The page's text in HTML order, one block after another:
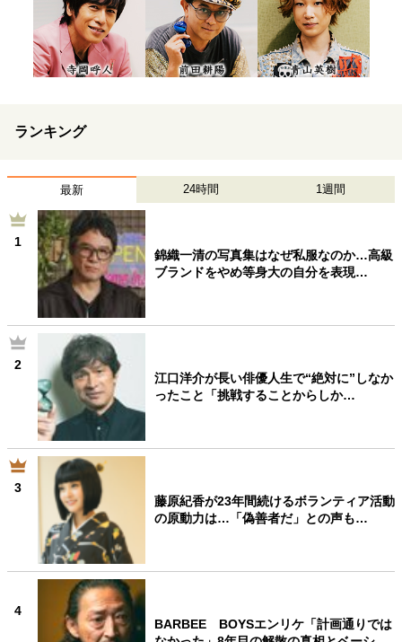
ランキング
最新 24時間 1週間
1
錦織一清の写真集はなぜ私服なのか…高級
ブランドをやめ等身大の自分を表現…
2
江口洋介が長い俳優人生で“絶対に”しなか
ったこと「挑戦することからしか…
3
藤原紀香が23年間続けるボランティア活動
の原動力は…「偽善者だ」との声も…
4
BARBEE BOYSエンリケ「計画通りでは